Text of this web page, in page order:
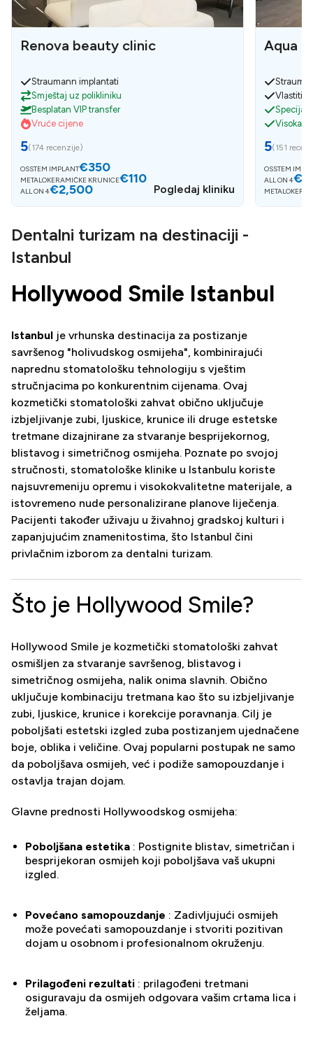
Renova beauty clinic
Straumann implantati
Smještaj uz polikliniku
Besplatan VIP transfer
Vruće cijene
5(174 recenzije)
OSSTEM IMPLANT€350
METALOKERAMIČKE KRUNICE€110
ALL ON 4€2,500 Pogledaj kliniku
Aqua
Vlastiti
Visoka
5(151
OSSTEM
ALL ON 4
Dentalni turizam na destinaciji -
Istanbul
Hollywood Smile Istanbul
Istanbul je vrhunska destinacija za postizanje
savršenog "holivudskog osmijeha", kombinirajući
naprednu stomatološku tehnologiju s vještim
stručnjacima po konkurentnim cijenama. Ovaj
kozmetički stomatološki zahvat obično uključuje
izbjeljivanje zubi, ljuskice, krunice ili druge estetske
tretmane dizajnirane za stvaranje besprijekornog,
blistavog i simetričnog osmijeha. Poznate po svojoj
stručnosti, stomatološke klinike u Istanbulu koriste
najsuvremeniju opremu i visokokvalitetne materijale, a
istovremeno nude personalizirane planove liječenja.
Pacijenti također uživaju u živahnoj gradskoj kulturi i
zapanjujućim znamenitostima, što Istanbul čini
privlačnim izborom za dentalni turizam.
Što je Hollywood Smile?
Hollywood Smile je kozmetički stomatološki zahvat
osmišljen za stvaranje savršenog, blistavog i
simetričnog osmijeha, nalik onima slavnih. Obično
uključuje kombinaciju tretmana kao što su izbjeljivanje
zubi, ljuskice, krunice i korekcije poravnanja. Cilj je
poboljšati estetski izgled zuba postizanjem ujednačene
boje, oblika i veličine. Ovaj popularni postupak ne samo
da poboljšava osmijeh, već i podiže samopouzdanje i
ostavlja trajan dojam.
Glavne prednosti Hollywoodskog osmijeha:
Poboljšana estetika : Postignite blistav, simetričan i
besprijekoran osmijeh koji poboljšava vaš ukupni
izgled.
Povećano samopouzdanje : Zadivljujući osmijeh
može povećati samopouzdanje i stvoriti pozitivan
dojam u osobnom i profesionalnom okruženju.
Prilagođeni rezultati : prilagođeni tretmani
osiguravaju da osmijeh odgovara vašim crtama lica i
željama.